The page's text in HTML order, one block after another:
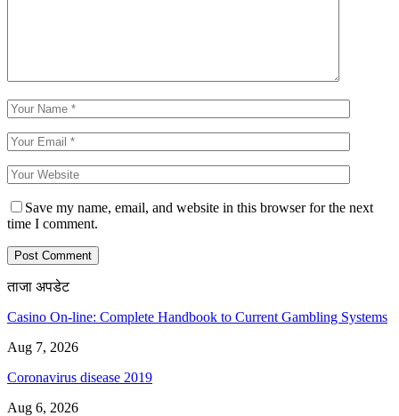
Save my name, email, and website in this browser for the next
time I comment.
ताजा अपडेट
Casino On-line: Complete Handbook to Current Gambling Systems
Aug 7, 2026
Coronavirus disease 2019
Aug 6, 2026